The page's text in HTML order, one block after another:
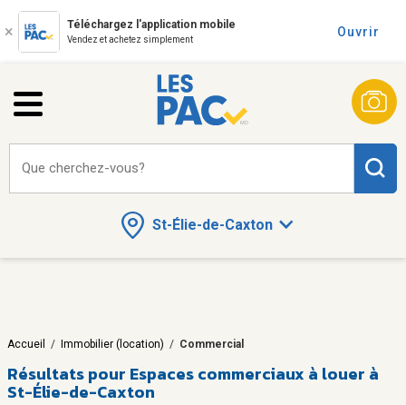
Téléchargez l'application mobile
Vendez et achetez simplement
Ouvrir
St-Élie-de-Caxton
Que cherchez-vous?
Accueil / Immobilier (location) / Commercial
Résultats pour Espaces commerciaux à louer à
St-Élie-de-Caxton